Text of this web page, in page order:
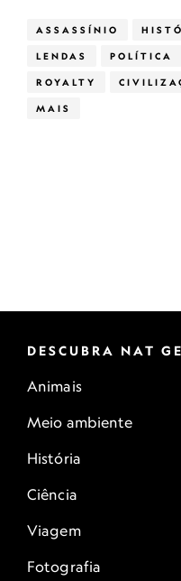
ASSASSÍNIO
LENDAS POLÍTICA
ROYALTY
MAIS
DESCUBRA NAT
Animais
Meio ambiente
História
Ciência
Viagem
Fotografia